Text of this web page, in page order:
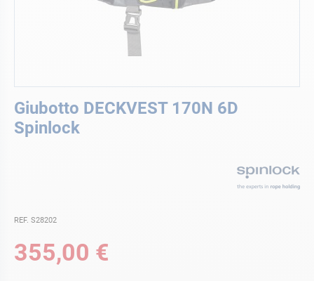
Giubotto DECKVEST 170N 6D
Spinlock
REF. S28202
355,00 €
all'inizio
della
galleria